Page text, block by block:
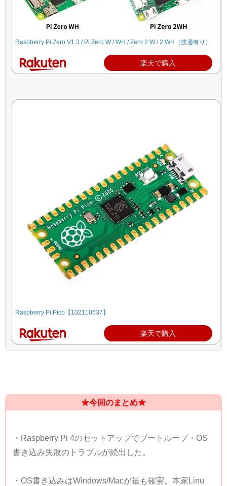
Raspberry Pi Zero V1.3 / Pi Zero W / WH / Zero 2 W / 2 WH（技適有り）
楽天で購入
Raspberry Pi Pico【102110537】
楽天で購入
★今回のまとめ★
・Raspberry Pi 4のセットアップでブートループ・OS
書き込み失敗のトラブルが続出した。
・OS書き込みはWindows/Macが最も確実。 本家Linu